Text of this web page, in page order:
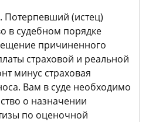
Потерпевший (истец)
в судебном порядке
причиненного
страховой и реальной
минус страховая
Вам в суде необходимо
о назначении
по оценочной